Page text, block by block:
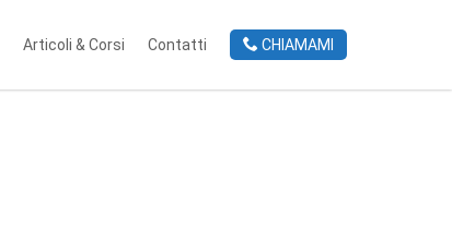
Articoli & Corsi Contatti CHIAMAMI